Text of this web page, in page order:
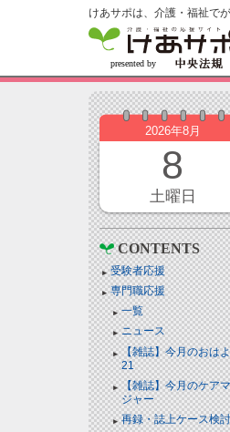
けあサポは、介護・福祉で
2026年8月
8
土曜日
CONTENTS
受験者応援
専門職応援
一覧
ニュース
【雑誌】今月のおは
21
【雑誌】今月のケア
ジャー
再録・誌上ケース検